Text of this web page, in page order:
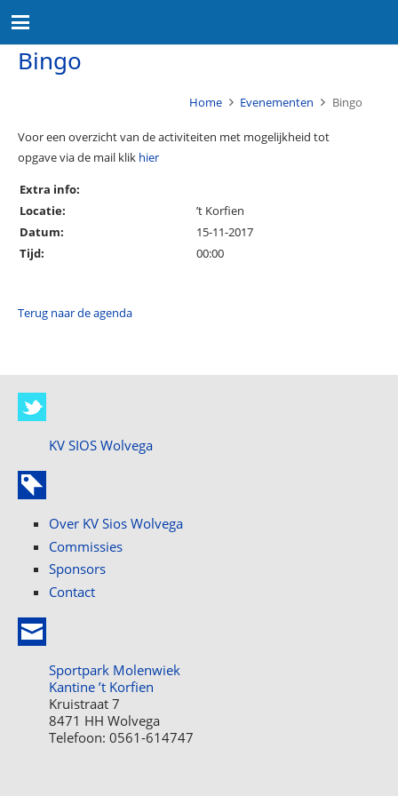
Bingo
Home Evenementen Bingo
Voor een overzicht van de activiteiten met mogelijkheid tot
opgave via de mail klik hier
Extra info:
Locatie:
’t Korfien
Datum:
15-11-2017
Tijd:
00:00
Terug naar de agenda
KV SIOS Wolvega
Over KV Sios Wolvega
Commissies
Sponsors
Contact
Sportpark Molenwiek
Kantine ’t Korfien
Kruistraat 7
8471 HH Wolvega
Telefoon: 0561-614747